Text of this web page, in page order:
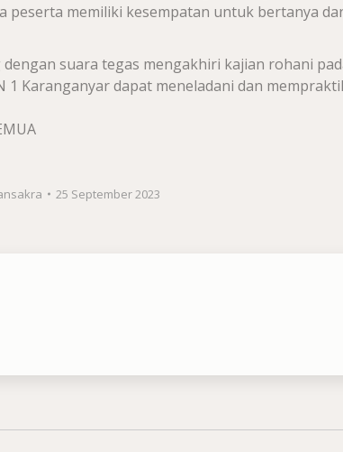
peserta memiliki kesempatan untuk bertanya
suara tegas mengakhiri kajian rohani
1 Karanganyar dapat meneladani dan
25 September 2023